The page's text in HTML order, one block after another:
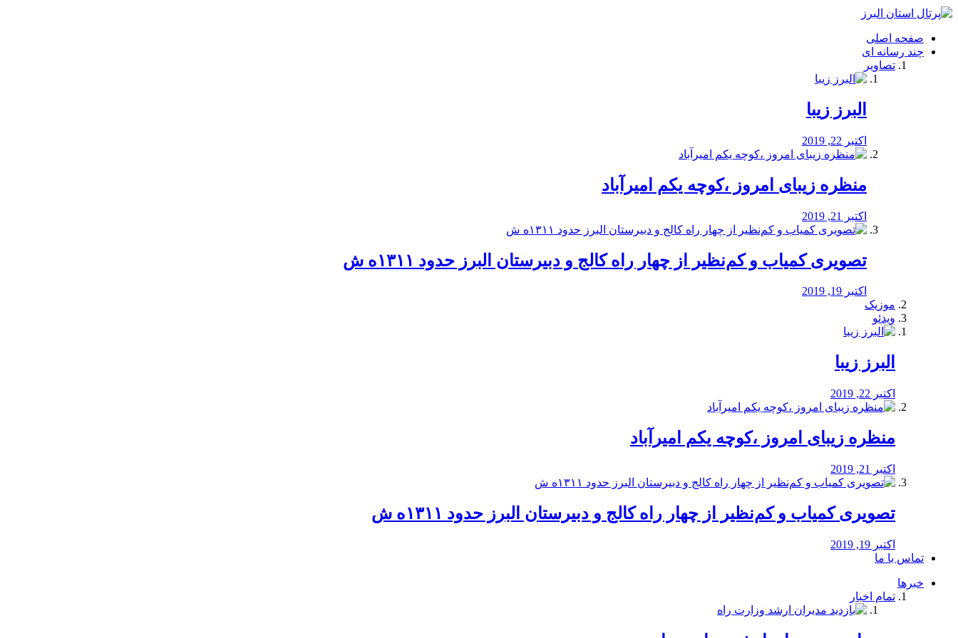
فصد
شرق
تهران
خشکشویی
صفحه اصلی
چند رسانه ای
تصاویر
البرز زیبا
اکتبر 22, 2019
منظره‌‌ زیبای امروز ،کوچه یکم امیرآباد
اکتبر 21, 2019
️تصویری کمیاب و کم‌نظیر از چهار راه كالج و دبيرستان البرز حدود ۱۳۱۱ه ش
اکتبر 19, 2019
موزیک
ویدئو
البرز زیبا
اکتبر 22, 2019
منظره‌‌ زیبای امروز ،کوچه یکم امیرآباد
اکتبر 21, 2019
️تصویری کمیاب و کم‌نظیر از چهار راه كالج و دبيرستان البرز حدود ۱۳۱۱ه ش
اکتبر 19, 2019
تماس با ما
خبرها
تمام اخبار